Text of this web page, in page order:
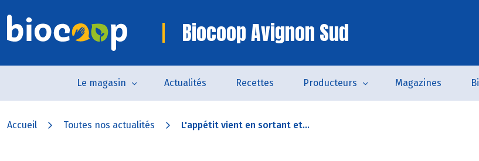
Biocoop Avignon Sud
Le magasin Actualités Recettes Producteurs Magazines
Accueil Toutes nos actualités L'appétit vient en sortant et...